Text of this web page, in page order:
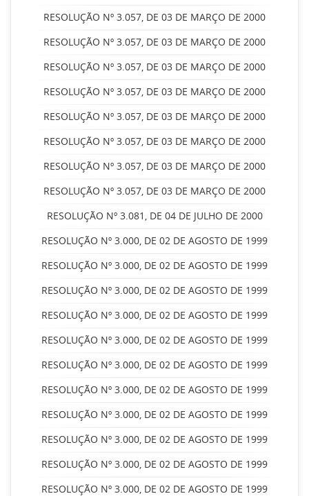
RESOLUÇÃO Nº 3.057, DE 03 DE MARÇO DE 2000
RESOLUÇÃO Nº 3.057, DE 03 DE MARÇO DE 2000
RESOLUÇÃO Nº 3.057, DE 03 DE MARÇO DE 2000
RESOLUÇÃO Nº 3.057, DE 03 DE MARÇO DE 2000
RESOLUÇÃO Nº 3.057, DE 03 DE MARÇO DE 2000
RESOLUÇÃO Nº 3.057, DE 03 DE MARÇO DE 2000
RESOLUÇÃO Nº 3.057, DE 03 DE MARÇO DE 2000
RESOLUÇÃO Nº 3.057, DE 03 DE MARÇO DE 2000
RESOLUÇÃO Nº 3.081, DE 04 DE JULHO DE 2000
RESOLUÇÃO Nº 3.000, DE 02 DE AGOSTO DE 1999
RESOLUÇÃO Nº 3.000, DE 02 DE AGOSTO DE 1999
RESOLUÇÃO Nº 3.000, DE 02 DE AGOSTO DE 1999
RESOLUÇÃO Nº 3.000, DE 02 DE AGOSTO DE 1999
RESOLUÇÃO Nº 3.000, DE 02 DE AGOSTO DE 1999
RESOLUÇÃO Nº 3.000, DE 02 DE AGOSTO DE 1999
RESOLUÇÃO Nº 3.000, DE 02 DE AGOSTO DE 1999
RESOLUÇÃO Nº 3.000, DE 02 DE AGOSTO DE 1999
RESOLUÇÃO Nº 3.000, DE 02 DE AGOSTO DE 1999
RESOLUÇÃO Nº 3.000, DE 02 DE AGOSTO DE 1999
RESOLUÇÃO Nº 3.000, DE 02 DE AGOSTO DE 1999